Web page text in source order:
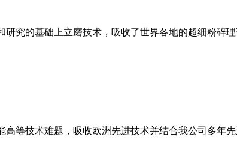
究的基础上立磨技术，吸收了世界各地的超细粉碎
等技术难题，吸收欧洲先进技术并结合我公司多年